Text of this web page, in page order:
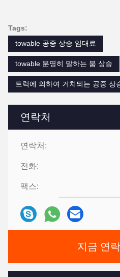
연락처
연락처:
전화:
팩스:
지금 연
Tags:
towable 공중 상승 임대료
towable 분명히 말하는 붐 상승
트럭에 의하여 거치되는 공중 상